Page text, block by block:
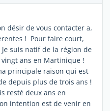
désir de vous contacter a,
! Pour faire court,
suis natif de la région de
ans en Martinique !
principale raison qui est
depuis plus de trois ans !
resté deux ans en
intention est de venir en